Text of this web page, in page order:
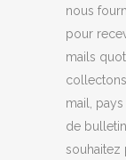
nous
pour
mails
mail,
de
souhaitez